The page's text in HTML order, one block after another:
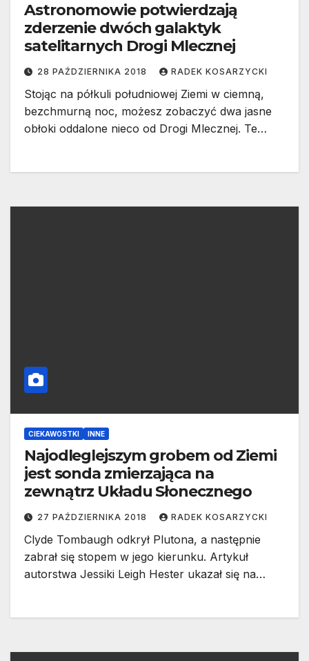
Astronomowie potwierdzają
zderzenie dwóch galaktyk
satelitarnych Drogi Mlecznej
28 PAŹDZIERNIKA 2018 RADEK KOSARZYCKI
Stojąc na półkuli południowej Ziemi w ciemną,
bezchmurną noc, możesz zobaczyć dwa jasne
obłoki oddalone nieco od Drogi Mlecznej. Te…
CIEKAWOSTKI INNE
Najodleglejszym grobem od Ziemi
jest sonda zmierzająca na
zewnątrz Układu Słonecznego
27 PAŹDZIERNIKA 2018 RADEK KOSARZYCKI
Clyde Tombaugh odkrył Plutona, a następnie
zabrał się stopem w jego kierunku. Artykuł
autorstwa Jessiki Leigh Hester ukazał się na…